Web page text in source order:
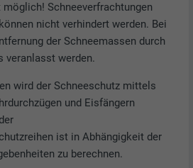
Schneeverfrachtungen
nicht verhindert werden. Bei
der Schneemassen durch
veranlasst werden.
wird der Schneeschutz mittels
und Eisfängern
ist in Abhängigkeit der
zu berechnen.